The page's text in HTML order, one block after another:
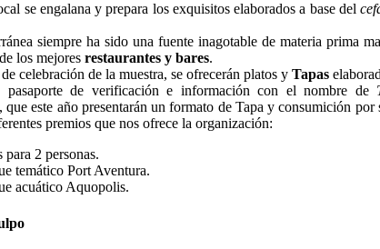
se engalana y prepara los exquisitos elaborados a base del
siempre ha sido una fuente inagotable de materia prima
los mejores restaurantes y bares.
celebración de la muestra, se ofrecerán platos y Tapas
de verificación e información con el nombre de
que este año presentarán un formato de Tapa y consumición
premios que nos ofrece la organización:
para 2 personas.
temático Port Aventura.
acuático Aquopolis.